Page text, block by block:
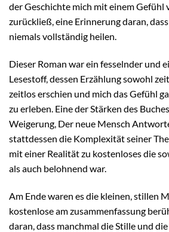
der Geschichte mich mit einem Gefühl
zurückließ, eine Erinnerung daran,
niemals vollständig heilen.
Dieser Roman war ein fesselnder und
Lesestoff, dessen Erzählung sowohl
zeitlos erschien und mich das Gefühl
zu erleben. Eine der Stärken des
Weigerung, Der neue Mensch
stattdessen die Komplexität seiner
mit einer Realität zu kostenloses die
als auch belohnend war.
Am Ende waren es die kleinen, stillen
kostenlose am zusammenfassung
daran, dass manchmal die Stille und